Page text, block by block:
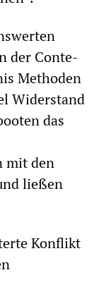
der Conte-
Methoden
Widerstand
das
mit den
ließen
Konflikt